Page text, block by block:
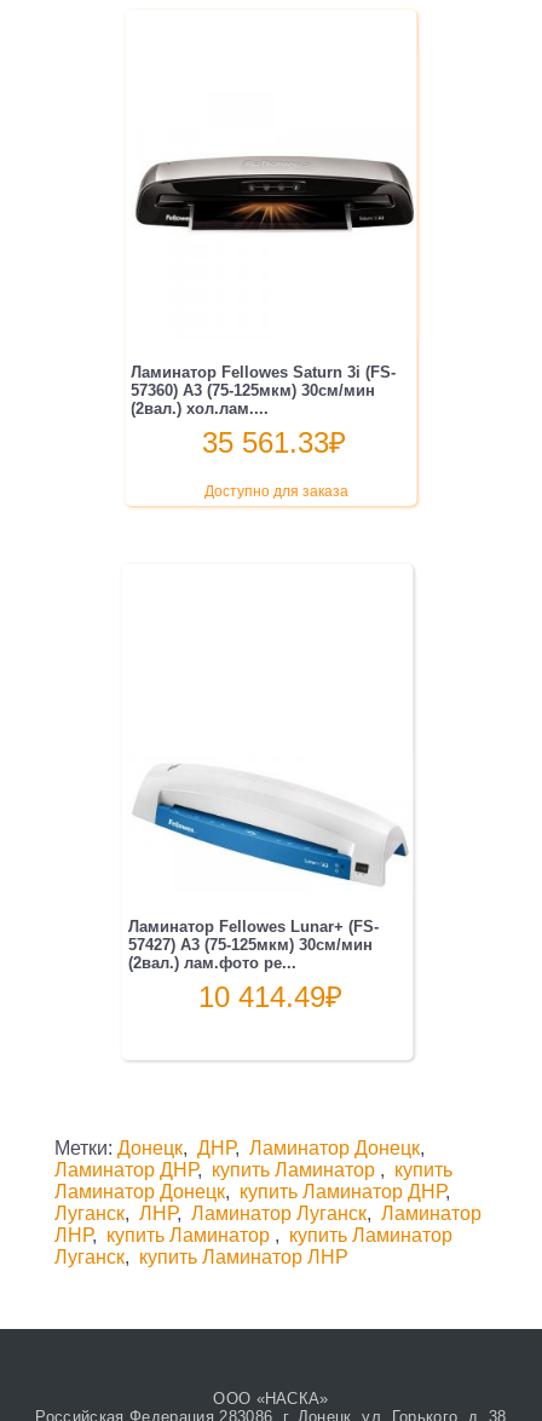
Ламинатор Fellowes Saturn 3i (FS-
57360) A3 (75-125мкм) 30см/мин
(2вал.) хол.лам....
35 561.33₽
Доступно для заказа
Ламинатор Fellowes Lunar+ (FS-
57427) A3 (75-125мкм) 30см/мин
(2вал.) лам.фото ре...
10 414.49₽
Метки: Донецк, ДНР, Ламинатор Донецк,
Ламинатор ДНР, купить Ламинатор , купить
Ламинатор Донецк, купить Ламинатор ДНР,
Луганск, ЛНР, Ламинатор Луганск, Ламинатор
ЛНР, купить Ламинатор , купить Ламинатор
Луганск, купить Ламинатор ЛНР
ООО «НАСКА»
Российская Федерация 283086, г. Донецк, ул. Горького, д. 38